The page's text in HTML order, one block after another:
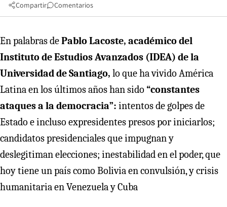
Compartir Comentarios
En palabras dePablo Lacoste, académico del
Instituto de Estudios Avanzados (IDEA) de la
Universidad de Santiago, lo que ha vivido América
Latina en los últimos años han sido “constantes
ataques a la democracia”: intentos de golpes de
Estado e incluso expresidentes presos por iniciarlos;
candidatos presidenciales que impugnan y
deslegitiman elecciones; inestabilidad en el poder, que
hoy tiene un país como Bolivia en convulsión, y crisis
humanitaria en Venezuela y Cuba